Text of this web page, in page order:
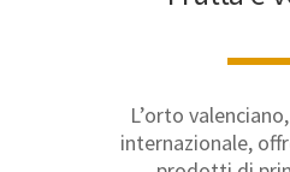
L’orto
internazionale,